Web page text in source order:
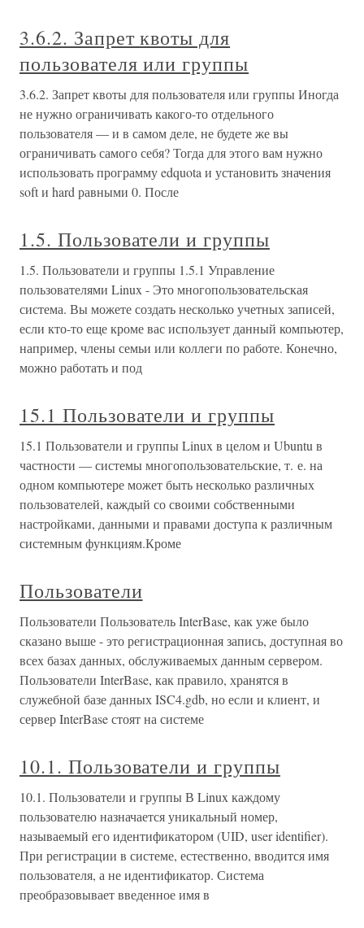
3.6.2. Запрет квоты для
пользователя или группы
3.6.2. Запрет квоты для пользователя или группы Иногда
не нужно ограничивать какого-то отдельного
пользователя — и в самом деле, не будете же вы
ограничивать самого себя? Тогда для этого вам нужно
использовать программу edquota и установить значения
soft и hard равными 0. После
1.5. Пользователи и группы
1.5. Пользователи и группы 1.5.1 Управление
пользователями Linux - Это многопользовательская
система. Вы можете создать несколько учетных записей,
если кто-то еще кроме вас использует данный компьютер,
например, члены семьи или коллеги по работе. Конечно,
можно работать и под
15.1 Пользователи и группы
15.1 Пользователи и группы Linux в целом и Ubuntu в
частности — системы многопользовательские, т. е. на
одном компьютере может быть несколько различных
пользователей, каждый со своими собственными
настройками, данными и правами доступа к различным
системным функциям.Кроме
Пользователи
Пользователи Пользователь InterBase, как уже было
сказано выше - это регистрационная запись, доступная во
всех базах данных, обслуживаемых данным сервером.
Пользователи InterBase, как правило, хранятся в
служебной базе данных ISC4.gdb, но если и клиент, и
сервер InterBase стоят на системе
10.1. Пользователи и группы
10.1. Пользователи и группы В Linux каждому
пользователю назначается уникальный номер,
называемый его идентификатором (UID, user identifier).
При регистрации в системе, естественно, вводится имя
пользователя, а не идентификатор. Система
преобразовывает введенное имя в